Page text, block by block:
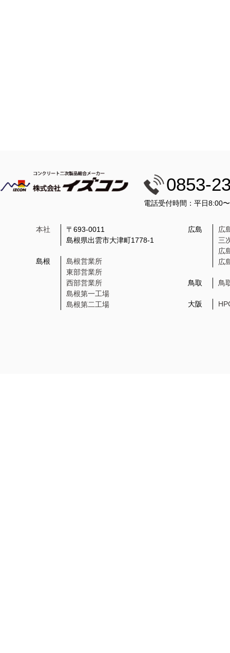
0853-
電話受付時間：平日8:00
本社
〒693-0011
島根県出雲市大津町1778-1
島根
島根営業所
東部営業所
西部営業所
島根第一工場
島根第二工場
広島
広
三
広
広
鳥取 鳥
大阪